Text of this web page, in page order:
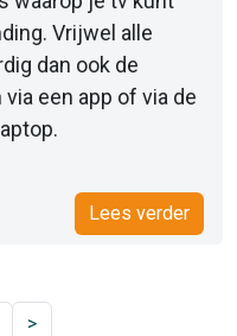
Vrijwel alle
dan ook de
een app of via de
Lees verder
>